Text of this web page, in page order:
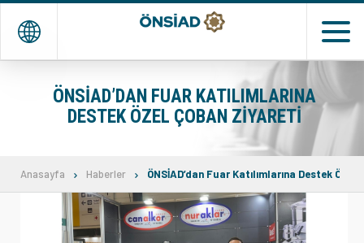
TR
EN
ANASAYFA
DERNEK ve ÜYELER
TEMSİLCİLİKLERİMİZ
ÖNSİAD’DAN FUAR KATILIMLARINA
DESTEK ÖZEL ÇOBAN ZIYARETI
Anasayfa Haberler ÖNSİAD’dan Fuar Katılımlarına Destek